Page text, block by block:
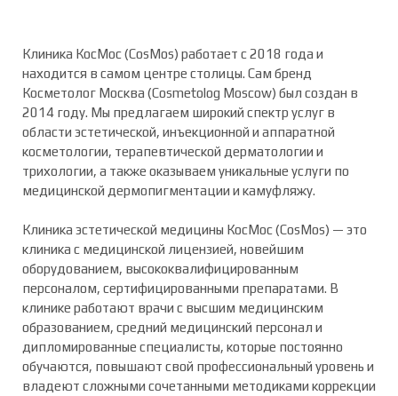
Клиника КосМос (CosMos) работает с 2018 года и
находится в самом центре столицы. Сам бренд
Косметолог Москва (Cosmetolog Moscow) был создан в
2014 году. Мы предлагаем широкий спектр услуг в
области эстетической, инъекционной и аппаратной
косметологии, терапевтической дерматологии и
трихологии, а также оказываем уникальные услуги по
медицинской дермопигментации и камуфляжу.
Клиника эстетической медицины КосМос (CosMos) — это
клиника с медицинской лицензией, новейшим
оборудованием, высококвалифицированным
персоналом, сертифицированными препаратами. В
клинике работают врачи с высшим медицинским
образованием, средний медицинский персонал и
дипломированные специалисты, которые постоянно
обучаются, повышают свой профессиональный уровень и
владеют сложными сочетанными методиками коррекции